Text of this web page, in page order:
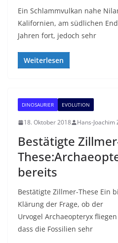
Ein Schlammvulkan nahe
Kalifornien, am südlichen
Jahren fort, jedoch sehr
Weiterlesen
DINOSAURIER EVOLUTION
18. Oktober 2018 Hans-Joachim
Bestätigte
bereits
Bestätigte Zillmer-These Ein
Klärung der Frage, ob der
Urvogel Archaeopteryx
dass die Fossilien sehr